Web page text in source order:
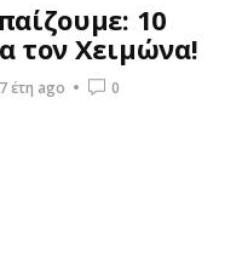
10
τον Χειμώνα!
7 έτη ago 0